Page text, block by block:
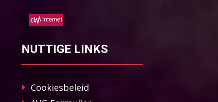
NUTTIGE LINKS
Cookiesbeleid